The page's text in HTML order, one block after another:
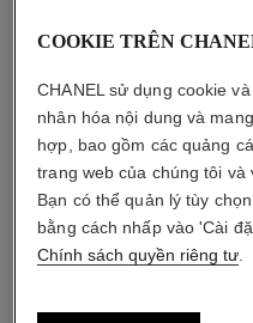
HƯỚNG DẪN BẢO
QUẢN
khám
COOKIE TRÊN
CHANEL sử dụng cookie
nhân hóa nội dung và
hợp, bao gồm các quảng
trang web của chúng tôi và
Bạn có thể quản lý tùy
bằng cách nhấp vào 'Cài
Chính sách quyền riêng tư